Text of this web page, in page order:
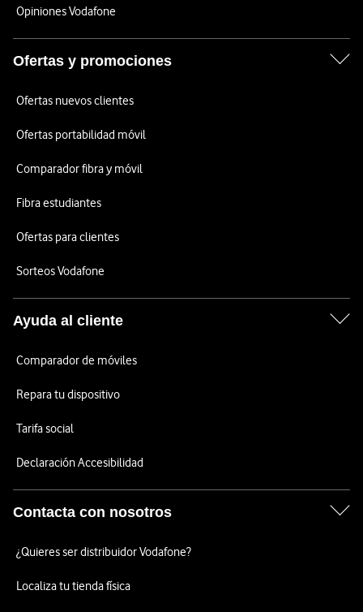
Opiniones Vodafone
Ofertas y promociones
Ofertas nuevos clientes
Ofertas portabilidad móvil
Comparador fibra y móvil
Fibra estudiantes
Ofertas para clientes
Sorteos Vodafone
Ayuda al cliente
Comparador de móviles
Repara tu dispositivo
Tarifa social
Declaración Accesibilidad
Contacta con nosotros
¿Quieres ser distribuidor Vodafone?
Localiza tu tienda física